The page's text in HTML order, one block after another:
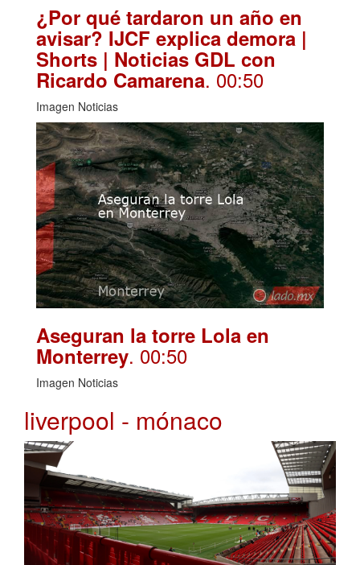
¿Por qué tardaron un año en
avisar? IJCF explica demora |
Shorts | Noticias GDL con
Ricardo Camarena. 00:50
Imagen Noticias
Aseguran la torre Lola en
Monterrey. 00:50
Imagen Noticias
liverpool - mónaco